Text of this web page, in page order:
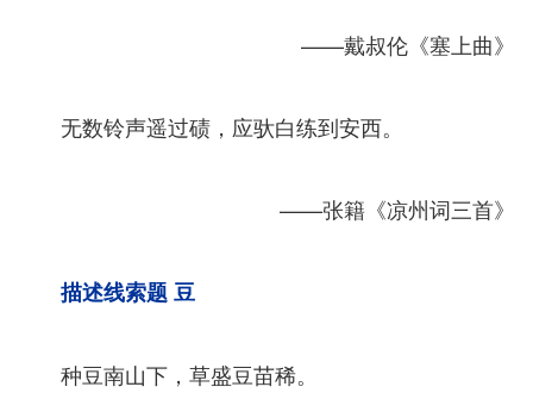
——戴叔伦《塞上曲》
无数铃声遥过碛，应驮白练到安西。
——张籍《凉州词三首》
描述线索题 豆
种豆南山下，草盛豆苗稀。